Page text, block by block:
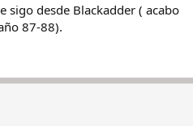
sigo desde Blackadder ( acabo
87-88).